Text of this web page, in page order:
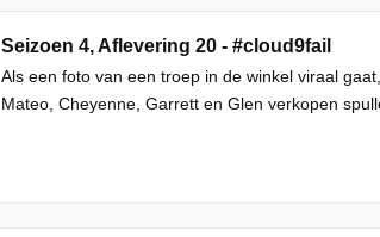
Seizoen 4, Aflevering 20 - #cloud9fail
Als een foto van een troep in de winkel viraal
Mateo, Cheyenne, Garrett en Glen verkopen